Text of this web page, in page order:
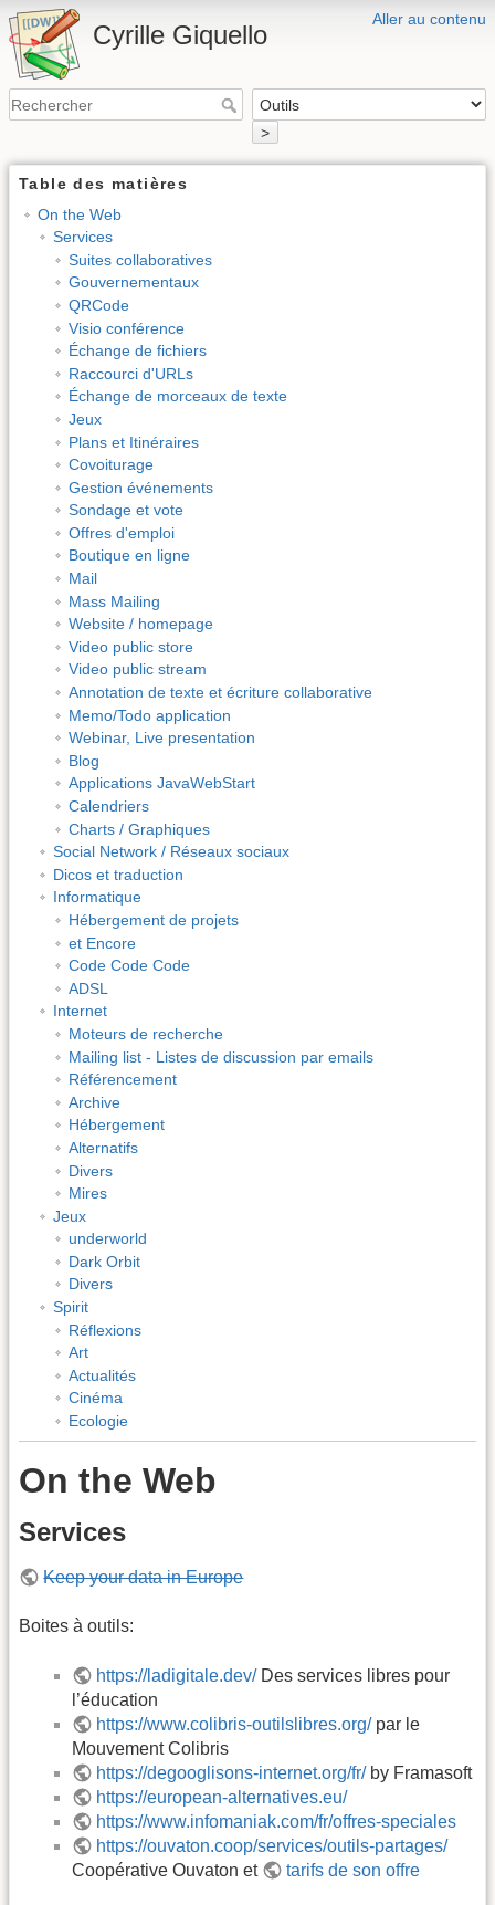
Aller au contenu
Cyrille Giquello
>
Table des matières
On the Web
Services
Suites collaboratives
Gouvernementaux
QRCode
Visio conférence
Échange de fichiers
Raccourci d'URLs
Échange de morceaux de texte
Jeux
Plans et Itinéraires
Covoiturage
Gestion événements
Sondage et vote
Offres d'emploi
Boutique en ligne
Mail
Mass Mailing
Website / homepage
Video public store
Video public stream
Annotation de texte et écriture collaborative
Memo/Todo application
Webinar, Live presentation
Blog
Applications JavaWebStart
Calendriers
Charts / Graphiques
Social Network / Réseaux sociaux
Dicos et traduction
Informatique
Hébergement de projets
et Encore
Code Code Code
ADSL
Internet
Moteurs de recherche
Mailing list - Listes de discussion par emails
Référencement
Archive
Hébergement
Alternatifs
Divers
Mires
Jeux
underworld
Dark Orbit
Divers
Spirit
Réflexions
Art
Actualités
Cinéma
Ecologie
On the Web
Services
Keep your data in Europe
Boites à outils:
https://ladigitale.dev/Des services libres pour
l’éducation
https://www.colibris-outilslibres.org/par le
Mouvement Colibris
https://degooglisons-internet.org/fr/by Framasoft
https://european-alternatives.eu/
https://www.infomaniak.com/fr/offres-speciales
https://ouvaton.coop/services/outils-partages/
Coopérative Ouvaton et
tarifs de son offre